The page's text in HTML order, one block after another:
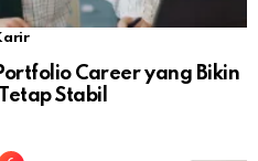
Career yang Bikin
Stabil